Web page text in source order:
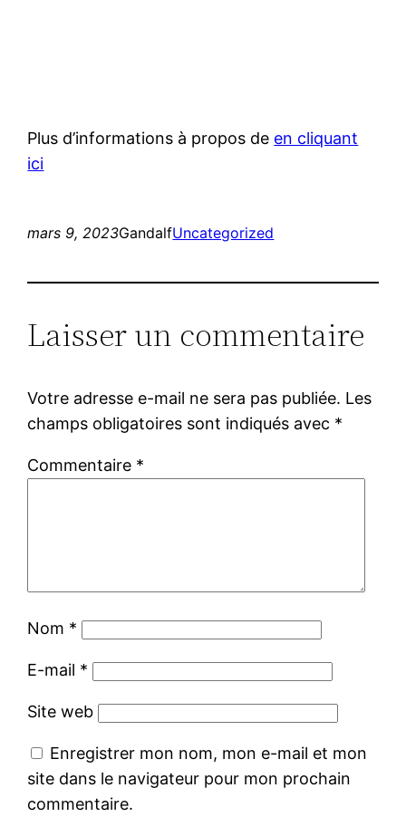
Plus d’informations à propos de en cliquant
ici
mars 9, 2023GandalfUncategorized
Laisser un commentaire
Votre adresse e-mail ne sera pas publiée. Les
champs obligatoires sont indiqués avec *
Commentaire *
Nom *
E-mail *
Site web
Enregistrer mon nom, mon e-mail et mon
site dans le navigateur pour mon prochain
commentaire.